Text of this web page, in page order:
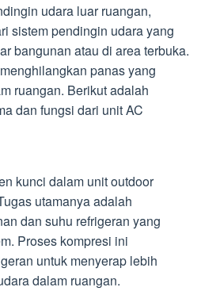
udara luar ruangan,
sistem pendingin udara yang
bangunan atau di area terbuka.
panas yang
ruangan. Berikut adalah
dan fungsi dari unit AC
kunci dalam unit outdoor
utamanya adalah
dan suhu refrigeran yang
Proses kompresi ini
untuk menyerap lebih
dalam ruangan.